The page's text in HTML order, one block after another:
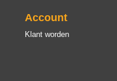
Account
Klant worden